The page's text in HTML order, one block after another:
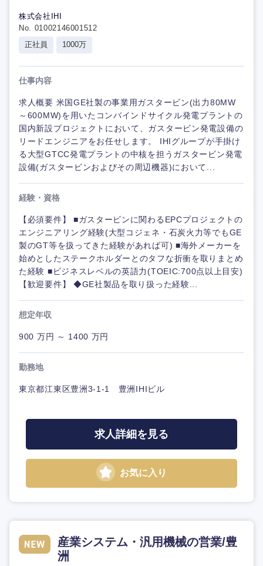
株式会社IHI
No. 01002146001512
正社員
1000万
仕事内容
求人概要 米国GE社製の事業用ガスタービン(出力80MW
～600MW)を用いたコンバインドサイクル発電プラントの
国内新設プロジェクトにおいて、ガスタービン発電設備の
リードエンジニアをお任せします。 IHIグループが手掛け
る大型GTCC発電プラントの中核を担うガスタービン発電
設備(ガスタービンおよびその周辺機器)において...
経験・資格
【必須要件】 ■ガスタービンに関わるEPCプロジェクトの
エンジニアリング経験(大型コジェネ・石炭火力等でもGE
製のGT等を扱ってきた経験があれば可) ■海外メーカーを
始めとしたステークホルダーとのタフな折衝を取りまとめ
た経験 ■ビジネスレベルの英語力(TOEIC:700点以上目安)
【歓迎要件】 ◆GE社製品を取り扱った経験...
想定年収
900 万円 ～ 1400 万円
勤務地
東京都江東区豊洲3-1-1 豊洲IHIビル
求人詳細を見る
お気に入り
産業システム・汎用機械の営業/豊
洲